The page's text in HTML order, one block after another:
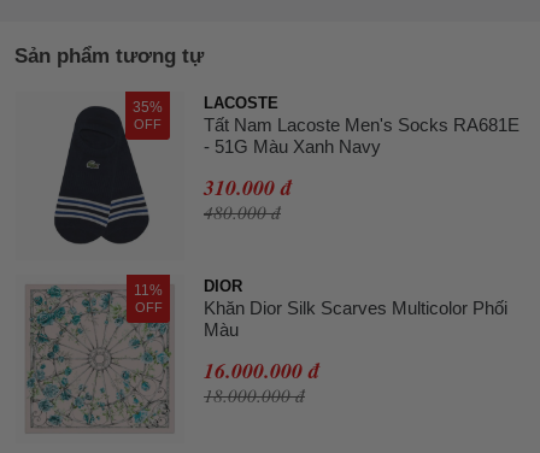
Sản phẩm tương tự
35%
OFF
LACOSTE
Tất Nam Lacoste Men's Socks RA681E
- 51G Màu Xanh Navy
310.000 đ
480.000 đ
11%
OFF
DIOR
Khăn Dior Silk Scarves Multicolor Phối
Màu
16.000.000 đ
18.000.000 đ